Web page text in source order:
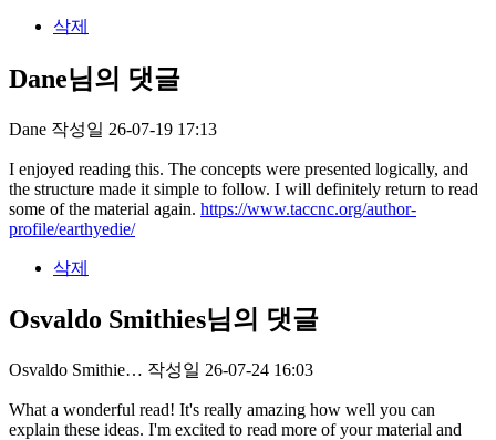
삭제
Dane님의 댓글
Dane 작성일 26-07-19 17:13
I enjoyed reading this. The concepts were presented logically, and
the structure made it simple to follow. I will definitely return to read
some of the material again. https://www.taccnc.org/author-
profile/earthyedie/
삭제
Osvaldo Smithies님의 댓글
Osvaldo Smithie… 작성일 26-07-24 16:03
What a wonderful read! It's really amazing how well you can
explain these ideas. I'm excited to read more of your material and